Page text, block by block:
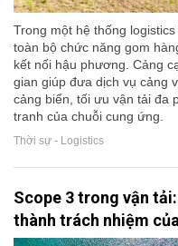
Trong một hệ thống
toàn bộ chức năng gom
kết nối hậu phương. Cảng
gian giúp đưa dịch vụ cảng
cảng biển, tối ưu vận tải đa
tranh của chuỗi cung ứng.
Thời sự - Logistics
Scope 3 trong vận
thành trách nhiệm